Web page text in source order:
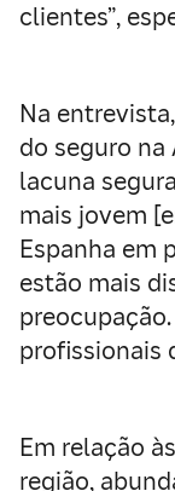
clientes”,
Na
do seguro na
lacuna
mais jovem
Espanha em
estão mais
profissionais
Em relação
região,